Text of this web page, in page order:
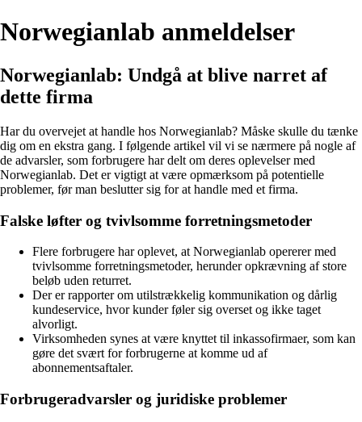
Norwegianlab anmeldelser
Norwegianlab: Undgå at blive narret af
dette firma
Har du overvejet at handle hos Norwegianlab? Måske skulle du tænke
dig om en ekstra gang. I følgende artikel vil vi se nærmere på nogle af
de advarsler, som forbrugere har delt om deres oplevelser med
Norwegianlab. Det er vigtigt at være opmærksom på potentielle
problemer, før man beslutter sig for at handle med et firma.
Falske løfter og tvivlsomme forretningsmetoder
Flere forbrugere har oplevet, at Norwegianlab opererer med
tvivlsomme forretningsmetoder, herunder opkrævning af store
beløb uden returret.
Der er rapporter om utilstrækkelig kommunikation og dårlig
kundeservice, hvor kunder føler sig overset og ikke taget
alvorligt.
Virksomheden synes at være knyttet til inkassofirmaer, som kan
gøre det svært for forbrugerne at komme ud af
abonnementsaftaler.
Forbrugeradvarsler og juridiske problemer